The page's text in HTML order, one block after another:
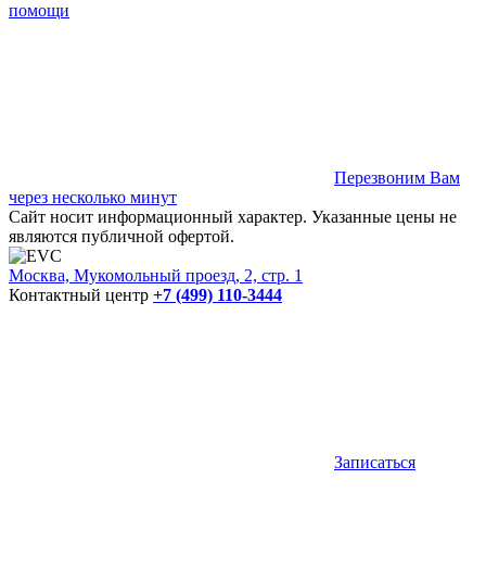
помощи
Перезвоним Вам
через несколько минут
Сайт носит информационный характер. Указанные цены не
являются публичной офертой.
Москва, Мукомольный проезд, 2, стр. 1
Контактный центр +7 (499) 110-3444
Записаться